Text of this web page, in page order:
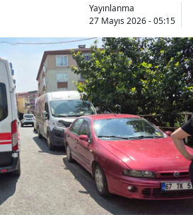
Yayınlanma
27 Mayıs 2026 - 05:15